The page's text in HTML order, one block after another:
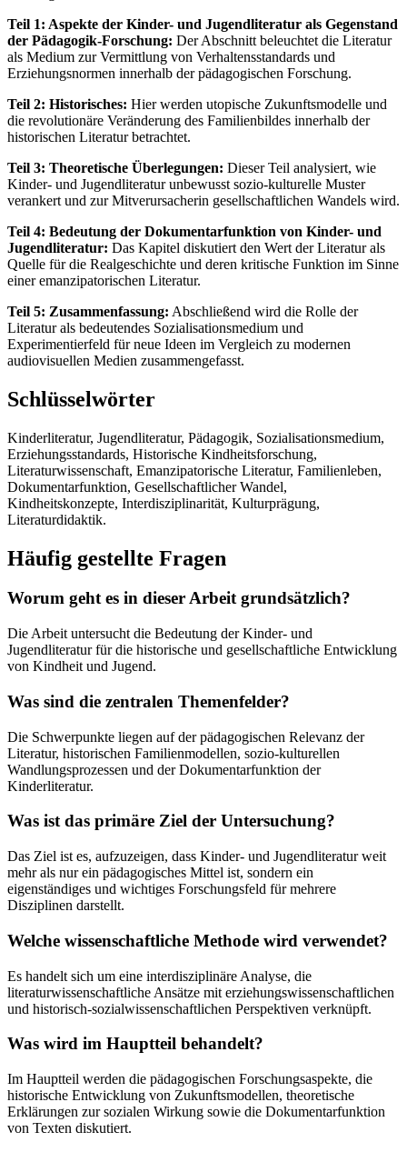
Teil 1: Aspekte der Kinder- und Jugendliteratur als Gegenstand
der Pädagogik-Forschung: Der Abschnitt beleuchtet die Literatur
als Medium zur Vermittlung von Verhaltensstandards und
Erziehungsnormen innerhalb der pädagogischen Forschung.
Teil 2: Historisches: Hier werden utopische Zukunftsmodelle und
die revolutionäre Veränderung des Familienbildes innerhalb der
historischen Literatur betrachtet.
Teil 3: Theoretische Überlegungen: Dieser Teil analysiert, wie
Kinder- und Jugendliteratur unbewusst sozio-kulturelle Muster
verankert und zur Mitverursacherin gesellschaftlichen Wandels wird.
Teil 4: Bedeutung der Dokumentarfunktion von Kinder- und
Jugendliteratur: Das Kapitel diskutiert den Wert der Literatur als
Quelle für die Realgeschichte und deren kritische Funktion im Sinne
einer emanzipatorischen Literatur.
Teil 5: Zusammenfassung: Abschließend wird die Rolle der
Literatur als bedeutendes Sozialisationsmedium und
Experimentierfeld für neue Ideen im Vergleich zu modernen
audiovisuellen Medien zusammengefasst.
Schlüsselwörter
Kinderliteratur, Jugendliteratur, Pädagogik, Sozialisationsmedium,
Erziehungsstandards, Historische Kindheitsforschung,
Literaturwissenschaft, Emanzipatorische Literatur, Familienleben,
Dokumentarfunktion, Gesellschaftlicher Wandel,
Kindheitskonzepte, Interdisziplinarität, Kulturprägung,
Literaturdidaktik.
Häufig gestellte Fragen
Worum geht es in dieser Arbeit grundsätzlich?
Die Arbeit untersucht die Bedeutung der Kinder- und
Jugendliteratur für die historische und gesellschaftliche Entwicklung
von Kindheit und Jugend.
Was sind die zentralen Themenfelder?
Die Schwerpunkte liegen auf der pädagogischen Relevanz der
Literatur, historischen Familienmodellen, sozio-kulturellen
Wandlungsprozessen und der Dokumentarfunktion der
Kinderliteratur.
Was ist das primäre Ziel der Untersuchung?
Das Ziel ist es, aufzuzeigen, dass Kinder- und Jugendliteratur weit
mehr als nur ein pädagogisches Mittel ist, sondern ein
eigenständiges und wichtiges Forschungsfeld für mehrere
Disziplinen darstellt.
Welche wissenschaftliche Methode wird verwendet?
Es handelt sich um eine interdisziplinäre Analyse, die
literaturwissenschaftliche Ansätze mit erziehungswissenschaftlichen
und historisch-sozialwissenschaftlichen Perspektiven verknüpft.
Was wird im Hauptteil behandelt?
Im Hauptteil werden die pädagogischen Forschungsaspekte, die
historische Entwicklung von Zukunftsmodellen, theoretische
Erklärungen zur sozialen Wirkung sowie die Dokumentarfunktion
von Texten diskutiert.